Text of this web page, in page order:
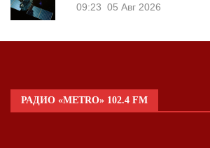
09:23 05 Авг 2026
РАДИО «METRO» 102.4 FM